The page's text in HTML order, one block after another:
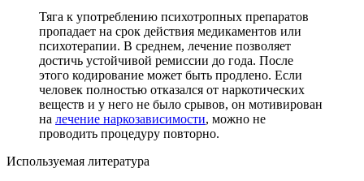
Тяга к употреблению психотропных препаратов
пропадает на срок действия медикаментов или
психотерапии. В среднем, лечение позволяет
достичь устойчивой ремиссии до года. После
этого кодирование может быть продлено. Если
человек полностью отказался от наркотических
веществ и у него не было срывов, он мотивирован
на лечение наркозависимости, можно не
проводить процедуру повторно.
Используемая литература